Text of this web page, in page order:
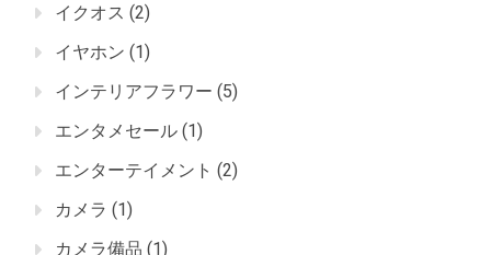
イクオス (2)
イヤホン (1)
インテリアフラワー (5)
エンタメセール (1)
エンターテイメント (2)
カメラ (1)
カメラ備品 (1)